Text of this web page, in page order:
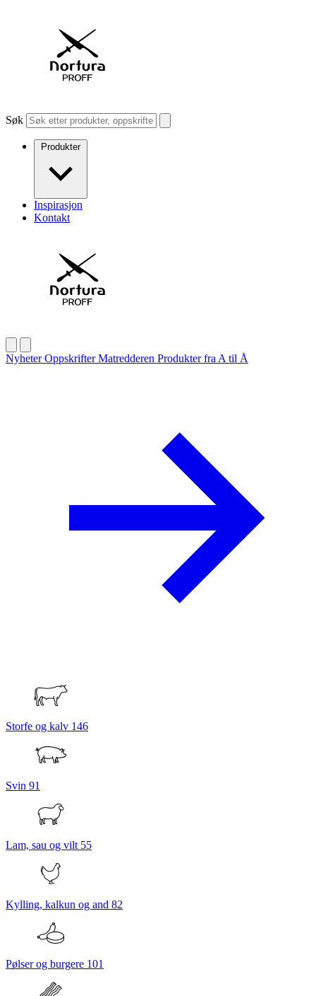
Søk
Produkter
Inspirasjon
Kontakt
NyheterOppskrifterMatredderen Produkter fra A til Å
Storfe og kalv 146
Svin 91
Lam, sau og vilt 55
Kylling, kalkun og and 82
Pølser og burgere 101